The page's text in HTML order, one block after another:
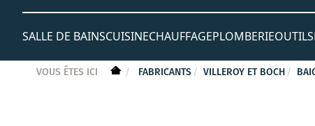
SALLE DE BAINSCUISINECHAUFFAGEPLOMBERIEOUTILS
VOUS ÊTES ICI FABRICANTS VILLEROY ET BOCH